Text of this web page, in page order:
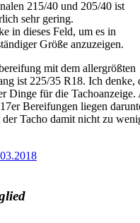
215/40 und 205/40 ist
sehr gering.
in dieses Feld, um es in
Größe anzuzeigen.
mit dem allergrößten
ist 225/35 R18. Ich denke,
Dinge für die Tachoanzeige.
Bereifungen liegen
der Tacho damit nicht zu